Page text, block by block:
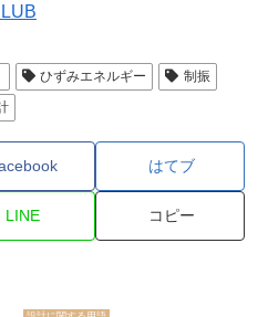
ひずみエネルギー
制振
はてブ
LINE コピー